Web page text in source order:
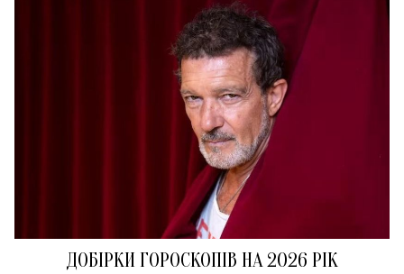
ДОБІРКИ ГОРОСКОПІВ НА 2026 РІК